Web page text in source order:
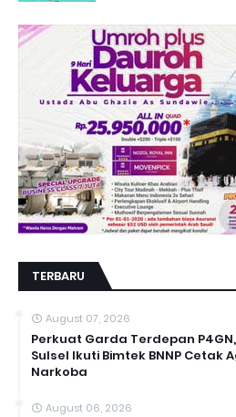
TERBARU
August 07, 2026
Perkuat Garda Terdepan
Sulsel Ikuti Bimtek BNNP Cetak
Narkoba
August 06, 2026